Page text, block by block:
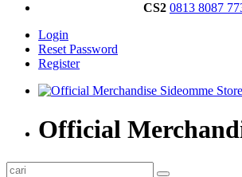
CS2 0813 8087
Login
Reset Password
Register
Official